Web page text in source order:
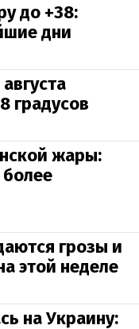
до +38:
дни
градусов
жары:
более
грозы и
этой неделе
на Украину: